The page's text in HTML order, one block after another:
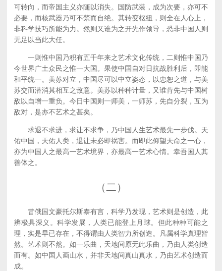
可转向，而帝国主义亦随以消失。国防武装，成为次要，亦可不
必要，而核武器乃可不禁而自绝。其转变枢纽，则全在人心上，
非科学技巧所能为力。然则又谁为之开先作领导，恐非中国人则
无足以当此大任。
一则惟中国乃积有五千年来之艺术文化传统，二则惟中国乃
今世界广土众民之惟一大国。果使中国自对日抗战胜利后，即能
和平统一。美苏对立，中国尽可以中立姿态，以忠恕之道，与美
苏交而潜消其相互之敌意。美苏以种种计量，又谁肯先与中国树
敌以自增一重负。今日中国则一师美，一师苏，先自分裂，互为
敌对，是亦不艺术之甚矣。
求退不求进，求让不求争，乃中国人生艺术最先一步伐。天
佑中国，天佑人类，退让未必即祸害。而即此仰望天命之一心，
亦为中国人之最高一艺术境界，亦最高一艺术心情。幸吾国人其
善体之。
（二）
昔俄国文豪托尔斯泰有言，科学乃发现，艺术则是创造，此
辨极具深义。科学发展，人类已能登上月球。但此种种可能之
理，实是早已存在，不得谓由人类智力所创造。凡属科学真理皆
然。艺术则不然。如一乐曲，天地间原无此乐曲，乃由人类创造
而有。如中国人画山水，并非天地间真山真水，乃由艺术创造而
成。